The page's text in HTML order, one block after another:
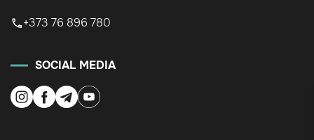
+373 76 896 780
SOCIAL MEDIA